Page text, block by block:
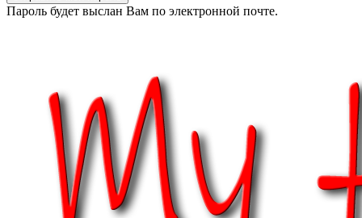
Пароль будет выслан Вам по электронной почте.